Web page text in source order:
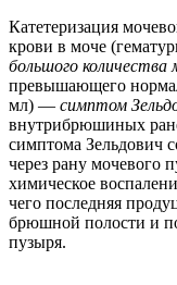
Катетеризация
крови в моче
большого количества
превышающего
мл) — симптом
внутрибрюшиных
симптома Зельдович
через рану мочевого
химическое
чего последняя
брюшной полости и
пузыря.